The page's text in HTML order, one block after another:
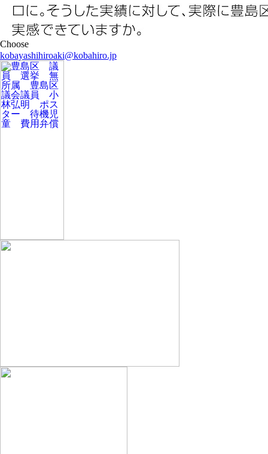
kobayashihiroaki@kobahiro.jp